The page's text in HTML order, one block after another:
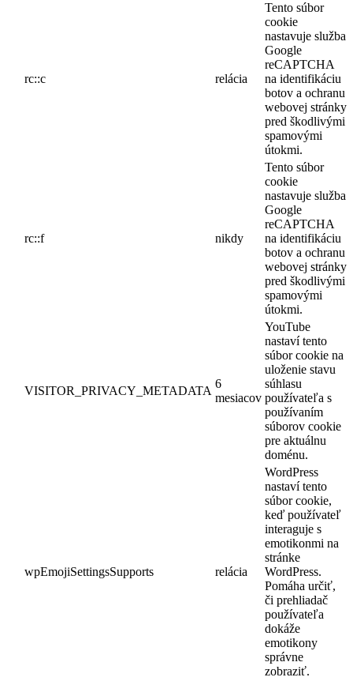
rc::c relácia
Tento súbor
cookie
nastavuje služba
Google
reCAPTCHA
na identifikáciu
botov a ochranu
webovej stránky
pred škodlivými
spamovými
útokmi.
rc::f nikdy
Tento súbor
cookie
nastavuje služba
Google
reCAPTCHA
na identifikáciu
botov a ochranu
webovej stránky
pred škodlivými
spamovými
útokmi.
VISITOR_PRIVACY_METADATA
6
mesiacov
YouTube
nastaví tento
súbor cookie na
uloženie stavu
súhlasu
používateľa s
používaním
súborov cookie
pre aktuálnu
doménu.
wpEmojiSettingsSupports relácia
WordPress
nastaví tento
súbor cookie,
keď používateľ
interaguje s
emotikonmi na
stránke
WordPress.
Pomáha určiť,
či prehliadač
používateľa
dokáže
emotikony
správne
zobraziť.